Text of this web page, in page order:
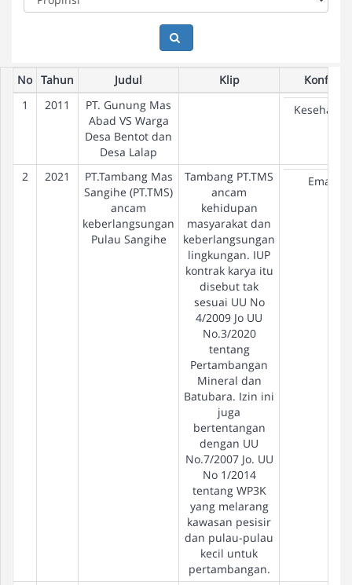
No Tahun Judul Klip
Konflik
1
2011
PT. Gunung Mas
Abad VS Warga
Desa Bentot dan
Desa Lalap
Kesehatan
2 2021
PT.Tambang Mas
Sangihe (PT.TMS)
ancam
keberlangsungan
Pulau Sangihe
Tambang PT.TMS
ancam
kehidupan
masyarakat dan
keberlangsungan
lingkungan. IUP
kontrak karya itu
disebut tak
sesuai UU No
4/2009 Jo UU
No.3/2020
tentang
Pertambangan
Mineral dan
Batubara. Izin ini
juga
bertentangan
dengan UU
No.7/2007 Jo. UU
No 1/2014
tentang WP3K
yang melarang
kawasan pesisir
dan pulau-pulau
kecil untuk
pertambangan.
Emas